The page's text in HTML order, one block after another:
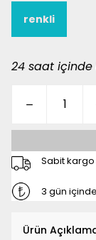
renkli
24 saat içinde
Sabit
3 gün
Ürün